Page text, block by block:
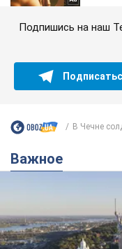
Подпишись на наш
В Чечне
Важное